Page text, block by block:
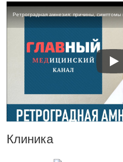
Клиника